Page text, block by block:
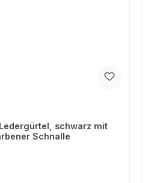
schwarz mit
Schnalle